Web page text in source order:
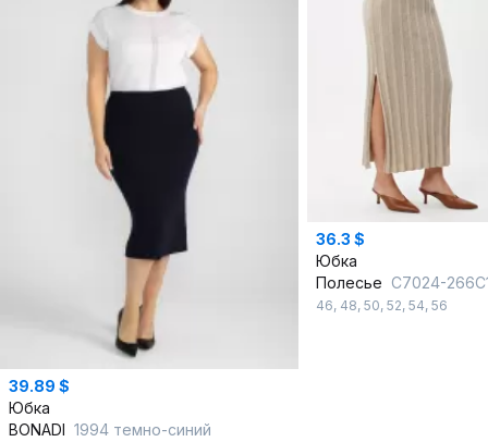
39.89 $
Юбка
BONADI 1994 темно-синий
36.3 $
Юбка
Полесье С7024-266С1619-Д43 158,164 суровый +
46, 48, 50, 52, 54, 56